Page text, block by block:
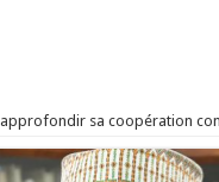
sa coopération